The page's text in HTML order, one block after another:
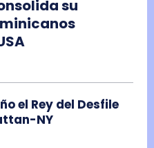
su
el Rey del Desfile
NY